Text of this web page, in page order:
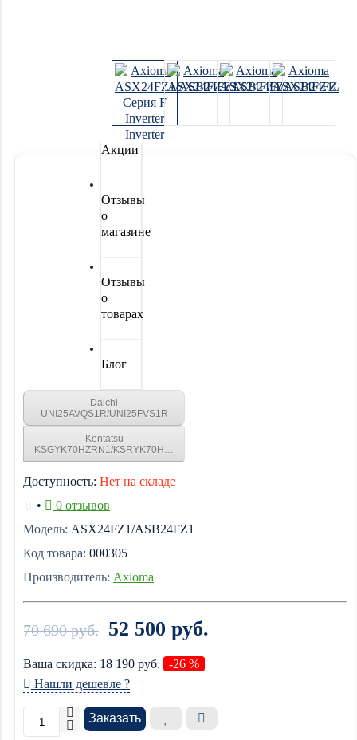
Новинки
Акции
Отзывы
о
магазине
Отзывы
о
товарах
Блог
Daichi
UNI25AVQS1R/UNI25FVS1R
Kentatsu
KSGYK70HZRN1/KSRYK70HZRN1
Доступность: Нет на складе
•
0 отзывов
Модель: ASX24FZ1/ASB24FZ1
Код товара: 000305
Производитель: Axioma
70 690 руб. 52 500 руб.
Ваша cкидка: 18 190 руб.
-26 %
Нашли дешевле ?
Заказать